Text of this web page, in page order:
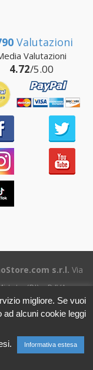
Valutazioni
Valutazioni
4.72/5.00
s.r.l. Via
(RI) - P.IVA
RI-69195
clienti
migliore. Se vuoi
ad alcuni cookie leggi
Informativa estesa